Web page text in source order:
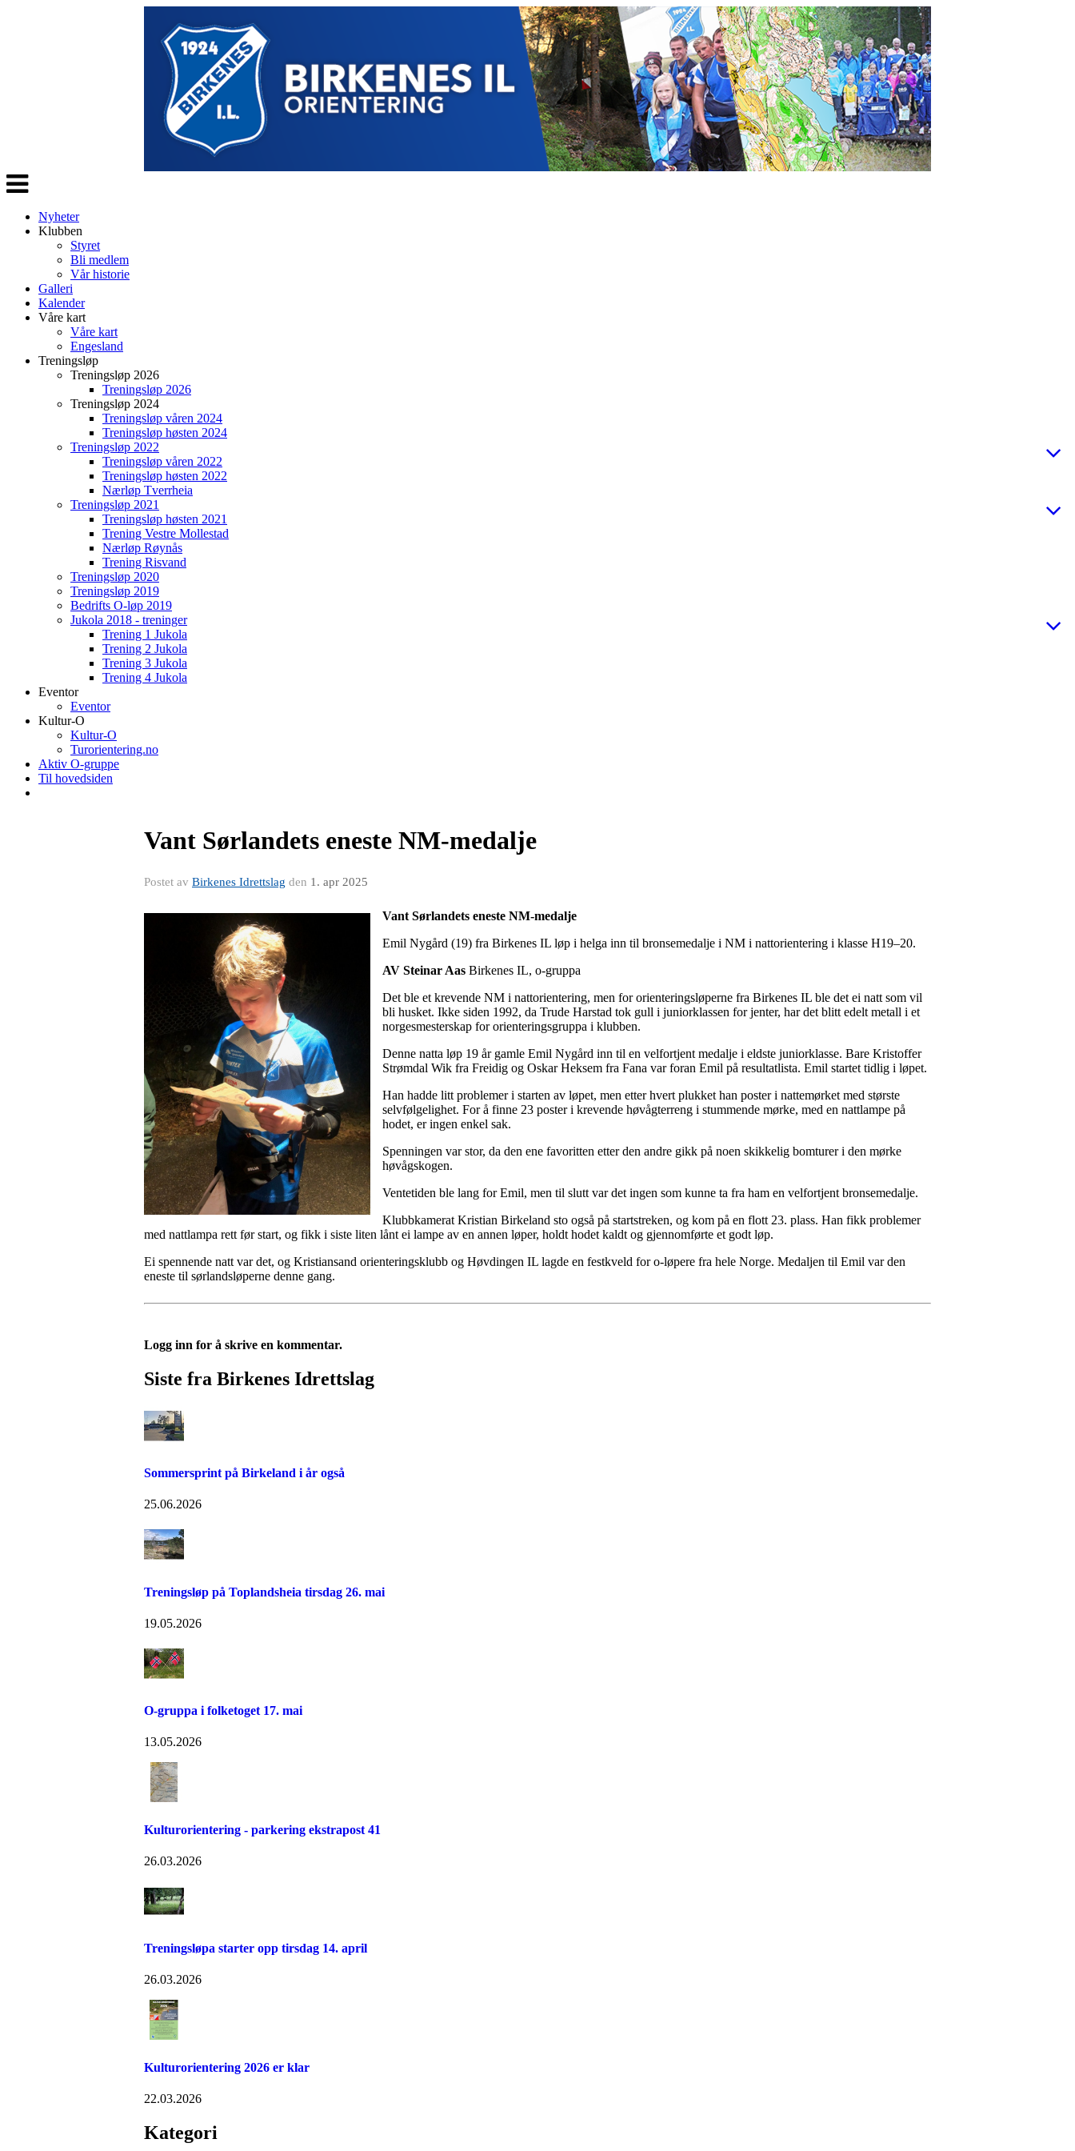
Veksle
navigasjon
Nyheter
Klubben
Styret
Bli medlem
Vår historie
Galleri
Kalender
Våre kart
Våre kart
Engesland
Treningsløp
Treningsløp 2026
Treningsløp 2026
Treningsløp 2024
Treningsløp våren 2024
Treningsløp høsten 2024
Treningsløp 2022
Treningsløp våren 2022
Treningsløp høsten 2022
Nærløp Tverrheia
Treningsløp 2021
Treningsløp høsten 2021
Trening Vestre Mollestad
Nærløp Røynås
Trening Risvand
Treningsløp 2020
Treningsløp 2019
Bedrifts O-løp 2019
Jukola 2018 - treninger
Trening 1 Jukola
Trening 2 Jukola
Trening 3 Jukola
Trening 4 Jukola
Eventor
Eventor
Kultur-O
Kultur-O
Turorientering.no
Aktiv O-gruppe
Til hovedsiden
Vant Sørlandets eneste NM-medalje
Postet av Birkenes Idrettslag den 1. apr 2025
Vant Sørlandets eneste NM-medalje
Emil Nygård (19) fra Birkenes IL løp i helga inn til bronsemedalje i NM i nattorientering i klasse H19–20.
AV Steinar Aas Birkenes IL, o-gruppa
Det ble et krevende NM i nattorientering, men for orienteringsløperne fra Birkenes IL ble det ei natt som vil
bli husket. Ikke siden 1992, da Trude Harstad tok gull i juniorklassen for jenter, har det blitt edelt metall i et
norgesmesterskap for orienteringsgruppa i klubben.
Denne natta løp 19 år gamle Emil Nygård inn til en velfortjent medalje i eldste juniorklasse. Bare Kristoffer
Strømdal Wik fra Freidig og Oskar Heksem fra Fana var foran Emil på resultatlista. Emil startet tidlig i løpet.
Han hadde litt problemer i starten av løpet, men etter hvert plukket han poster i nattemørket med største
selvfølgelighet. For å finne 23 poster i krevende høvågterreng i stummende mørke, med en nattlampe på
hodet, er ingen enkel sak.
Spenningen var stor, da den ene favoritten etter den andre gikk på noen skikkelig bomturer i den mørke
høvågskogen.
Ventetiden ble lang for Emil, men til slutt var det ingen som kunne ta fra ham en velfortjent bronsemedalje.
Klubbkamerat Kristian Birkeland sto også på startstreken, og kom på en flott 23. plass. Han fikk problemer
med nattlampa rett før start, og fikk i siste liten lånt ei lampe av en annen løper, holdt hodet kaldt og gjennomførte et godt løp.
Ei spennende natt var det, og Kristiansand orienteringsklubb og Høvdingen IL lagde en festkveld for o-løpere fra hele Norge. Medaljen til Emil var den
eneste til sørlandsløperne denne gang.
Logg inn for å skrive en kommentar.
Siste fra Birkenes Idrettslag
Sommersprint på Birkeland i år også
25.06.2026
Treningsløp på Toplandsheia tirsdag 26. mai
19.05.2026
O-gruppa i folketoget 17. mai
13.05.2026
Kulturorientering - parkering ekstrapost 41
26.03.2026
Treningsløpa starter opp tirsdag 14. april
26.03.2026
Kulturorientering 2026 er klar
22.03.2026
Kategori